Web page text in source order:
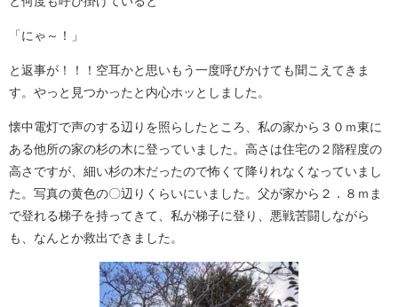
「にゃ～！」
と返事が！！！空耳かと思いもう一度呼びかけても聞こえてきま
す。やっと見つかったと内心ホッとしました。
懐中電灯で声のする辺りを照らしたところ、私の家から３０ｍ東に
ある他所の家の杉の木に登っていました。高さは住宅の２階程度の
高さですが、細い杉の木だったので怖くて降りれなくなっていまし
た。写真の黄色の〇辺りくらいにいました。父が家から２．８ｍま
で登れる梯子を持ってきて、私が梯子に登り、悪戦苦闘しながら
も、なんとか救出できました。